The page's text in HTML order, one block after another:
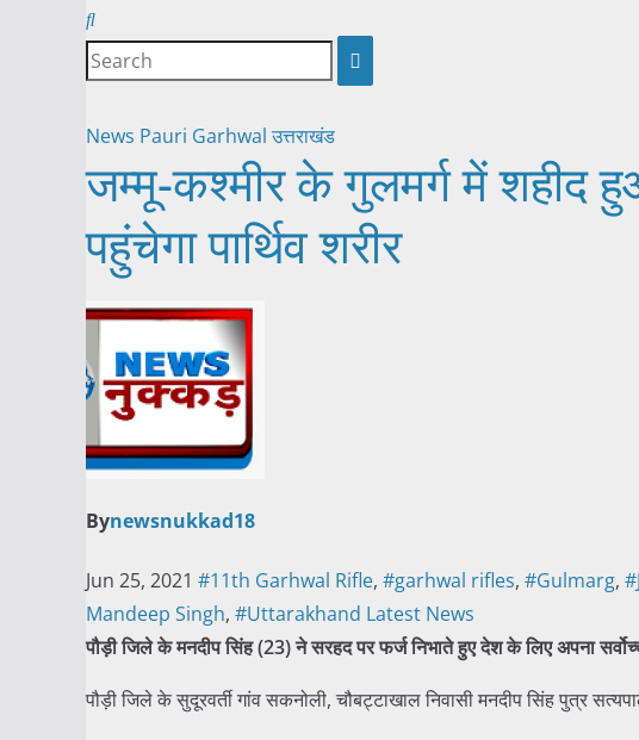
News Pauri Garhwalउत्तराखंड
जम्मू-कश्मीर के गुलमर्ग में शहीद
पहुंचेगा पार्थिव शरीर
Bynewsnukkad18
Jun 25, 2021 #11th Garhwal Rifle, #garhwal rifles, #Gulmarg,
Mandeep Singh, #Uttarakhand Latest News
पौड़ी जिले के मनदीप सिंह (23) ने सरहद पर फर्ज निभाते हुए देश के लिए अपना
पौड़ी जिले के सुदूरवर्ती गांव सकनोली, चौबट्टाखाल निवासी मनदीप सिंह पुत्र